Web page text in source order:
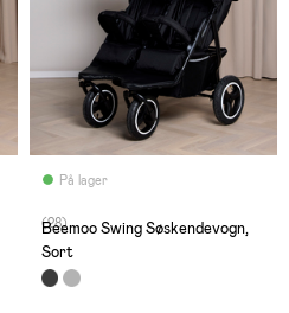
På lager
(28)
Beemoo Swing Søskendevogn,
Sort